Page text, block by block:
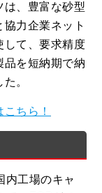
は、豊富な砂型
協力企業ネット
して、要求精度
品を短納期で納
。
ちら！
内工場のキャ